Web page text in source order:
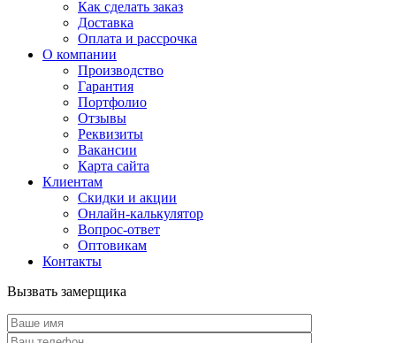
Как сделать заказ
Доставка
Оплата и рассрочка
О компании
Производство
Гарантия
Портфолио
Отзывы
Реквизиты
Вакансии
Карта сайта
Клиентам
Скидки и акции
Онлайн-калькулятор
Вопрос-ответ
Оптовикам
Контакты
Вызвать замерщика